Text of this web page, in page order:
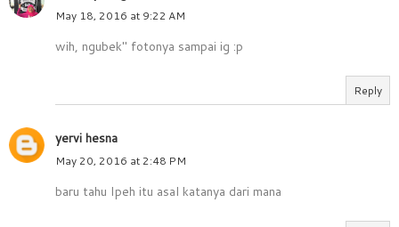
May 18, 2016 at 9:22 AM
wih, ngubek" fotonya sampai ig :p
Reply
yervi hesna
May 20, 2016 at 2:48 PM
baru tahu Ipeh itu asal katanya dari mana